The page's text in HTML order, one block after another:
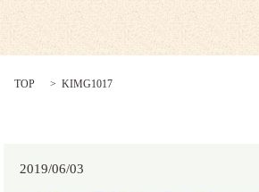
TOP KIMG1017
2019/06/03